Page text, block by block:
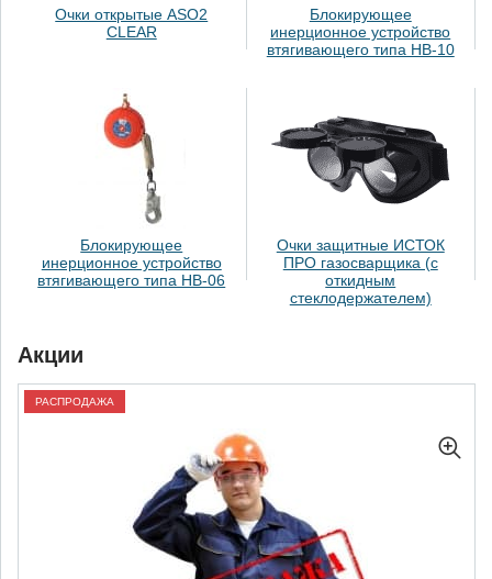
Очки открытые ASO2
CLEAR
Блокирующее
инерционное устройство
втягивающего типа НВ-10
Блокирующее
инерционное устройство
втягивающего типа НВ-06
Очки защитные ИСТОК
ПРО газосварщика (с
откидным
стеклодержателем)
Акции
РАСПРОДАЖА